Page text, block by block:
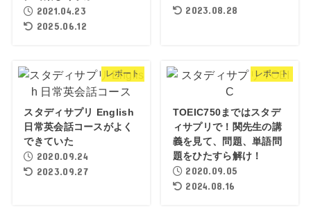
2021.04.23
2025.06.12
2023.08.28
レポート
スタディサプリ English
日常英会話コースがよく
できていた
2020.09.24
2023.09.27
レポート
TOEIC750まではスタデ
ィサプリで！関先生の講
義を見て、問題、単語問
題をひたすら解け！
2020.09.05
2024.08.16